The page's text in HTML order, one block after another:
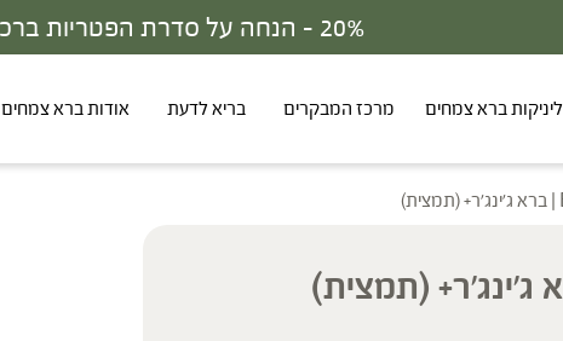
30% - הנחה על סדרת הפטריות ברכישת 3 מוצרים
ברא צמחים מרכז המבקרים בריא לדעת אודות ברא צמחים